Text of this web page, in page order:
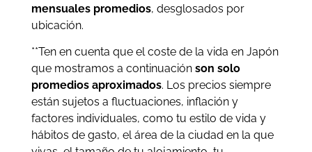
mensuales promedios, desglosados por
ubicación.
**Ten en cuenta que el coste de la vida en Japón
que mostramos a continuación son solo
promedios aproximados. Los precios siempre
están sujetos a fluctuaciones, inflación y
factores individuales, como tu estilo de vida y
hábitos de gasto, el área de la ciudad en la que